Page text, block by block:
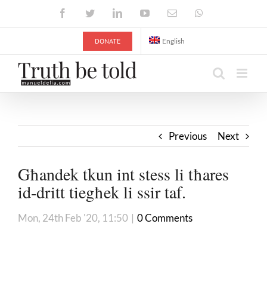
FacebookTwitterLinkedInYouTubeEmail
DONATE English
Previous Next
Għandek tkun int stess li tħares
id-dritt tiegħek li ssir taf.
Mon, 24th Feb '20, 11:50 | 0 Comments